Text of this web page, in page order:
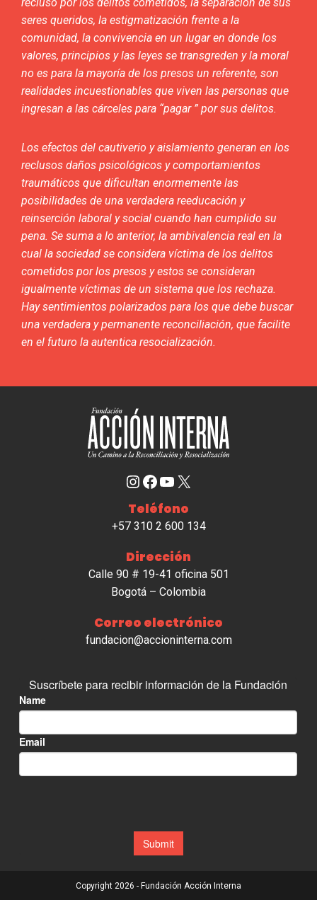
seres queridos, la estigmatización frente a la
comunidad, la convivencia en un lugar en donde los
valores, principios y las leyes se transgreden y la moral
no es para la mayoría de los presos un referente, son
realidades incuestionables que viven las personas que
ingresan a las cárceles para “pagar ” por sus delitos.
Los efectos del cautiverio y aislamiento generan en los
reclusos daños psicológicos y comportamientos
traumáticos que dificultan enormemente las
posibilidades de una verdadera reeducación y
reinserción laboral y social cuando han cumplido su
pena. Se suma a lo anterior, la ambivalencia real en la
cual la sociedad se considera víctima de los delitos
cometidos por los presos y estos se consideran
igualmente víctimas de un sistema que los rechaza.
Hay sentimientos polarizados para los que debe buscar
una verdadera y permanente reconciliación, que facilite
en el futuro la autentica resocialización.
Instagram Facebook YouTube X
Teléfono
+57 310 2 600 134
Dirección
Calle 90 # 19-41 oficina 501
Bogotá – Colombia
Correo electrónico
fundacion@accioninterna.com
Copyright 2026 - Fundación Acción Interna